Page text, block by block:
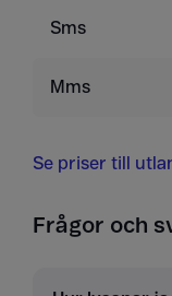
Sms
Mms
Se priser till
Frågor och